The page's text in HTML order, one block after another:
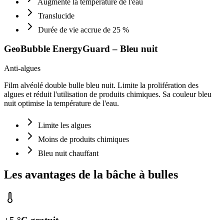
Translucide
Durée de vie accrue de 25 %
GeoBubble EnergyGuard – Bleu nuit
Anti-algues
Film alvéolé double bulle bleu nuit. Limite la prolifération des
algues et réduit l'utilisation de produits chimiques. Sa couleur bleu
nuit optimise la température de l'eau.
Limite les algues
Moins de produits chimiques
Bleu nuit chauffant
Les avantages de la bâche à bulles